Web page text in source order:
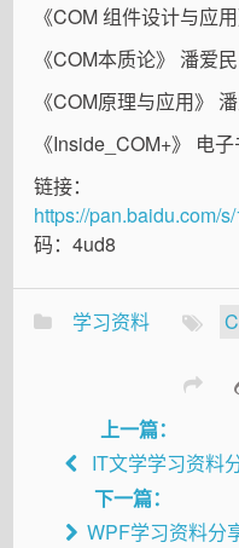
《COM 组件设计与应
《COM本质论》 潘爱
《COM原理与应用》
《Inside_COM+》 电
链接：
https://pan.baidu.com/
码：4ud8
学习资料
上一篇：
IT文学学习资料
下一篇：
WPF学习资料分